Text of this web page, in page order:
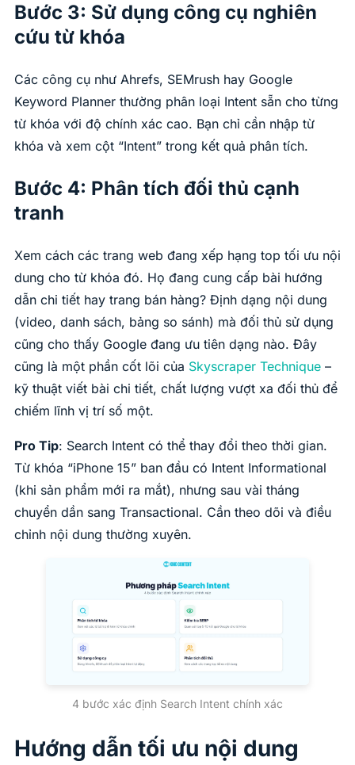
Bước 3: Sử dụng công cụ nghiên
cứu từ khóa
Các công cụ như Ahrefs, SEMrush hay Google
Keyword Planner thường phân loại Intent sẵn cho từng
từ khóa với độ chính xác cao. Bạn chỉ cần nhập từ
khóa và xem cột “Intent” trong kết quả phân tích.
Bước 4: Phân tích đối thủ cạnh
tranh
Xem cách các trang web đang xếp hạng top tối ưu nội
dung cho từ khóa đó. Họ đang cung cấp bài hướng
dẫn chi tiết hay trang bán hàng? Định dạng nội dung
(video, danh sách, bảng so sánh) mà đối thủ sử dụng
cũng cho thấy Google đang ưu tiên dạng nào. Đây
cũng là một phần cốt lõi của Skyscraper Technique –
kỹ thuật viết bài chi tiết, chất lượng vượt xa đối thủ để
chiếm lĩnh vị trí số một.
Pro Tip: Search Intent có thể thay đổi theo thời gian.
Từ khóa “iPhone 15” ban đầu có Intent Informational
(khi sản phẩm mới ra mắt), nhưng sau vài tháng
chuyển dần sang Transactional. Cần theo dõi và điều
chỉnh nội dung thường xuyên.
4 bước xác định Search Intent chính xác
Hướng dẫn tối ưu nội dung